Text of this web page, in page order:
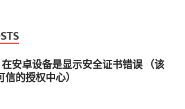
在安卓设备是显示安全证书错误 （该
的授权中心）